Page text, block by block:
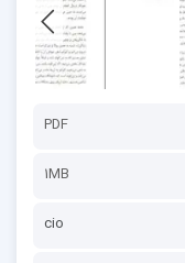
PDF
1MB
cio